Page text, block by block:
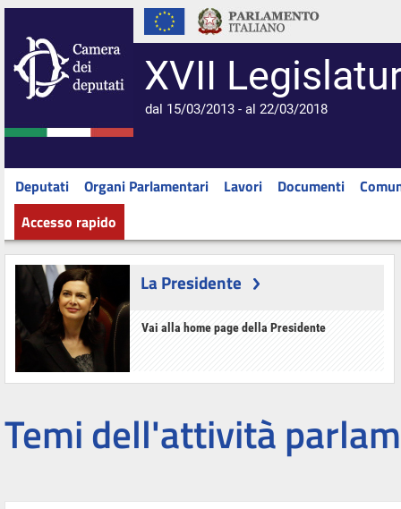
XVII
dal 15/03/2013 - al 22/03/2018
Deputati Organi Parlamentari Lavori Documenti
Accesso rapido
La Presidente
Vai alla home page della Presidente
Temi dell'attività